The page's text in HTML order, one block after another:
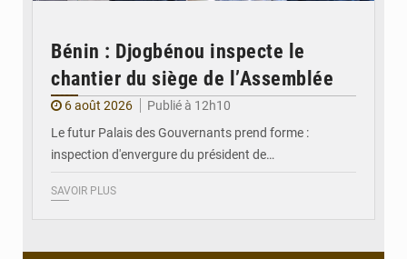
Bénin : Djogbénou inspecte le
chantier du siège de l’Assemblée
6 août 2026
Publié à 12h10
Le futur Palais des Gouvernants prend forme :
inspection d'envergure du président de…
SAVOIR PLUS